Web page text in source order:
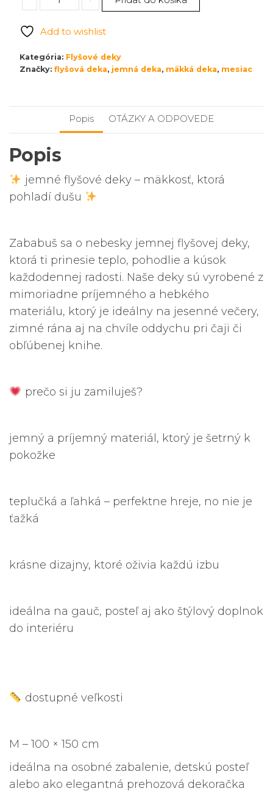
Jemná
deka
Mesiac
veľká
Add to wishlist
Kategória: Flyšové deky
Značky: flyšová deka, jemná deka, mäkká deka, mesiac
Popis OTÁZKY A ODPOVEDE
Popis
jemné flyšové deky – mäkkosť, ktorá
pohladí dušu
Zababuš sa o nebesky jemnej flyšovej deky,
ktorá ti prinesie teplo, pohodlie a kúsok
každodennej radosti. Naše deky sú vyrobené z
mimoriadne príjemného a hebkého
materiálu, ktorý je ideálny na jesenné večery,
zimné rána aj na chvíle oddychu pri čaji či
obľúbenej knihe.
prečo si ju zamiluješ?
jemný a príjemný materiál, ktorý je šetrný k
pokožke
teplučká a ľahká – perfektne hreje, no nie je
ťažká
krásne dizajny, ktoré oživia každú izbu
ideálna na gauč, posteľ aj ako štýlový doplnok
do interiéru
dostupné veľkosti
M – 100 × 150 cm
ideálna na osobné zabalenie, detskú posteľ
alebo ako elegantná prehozová dekoračka